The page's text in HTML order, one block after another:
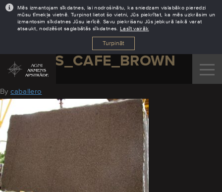
Mēs izmantojam sīkdatnes, lai nodrošinātu, ka sniedzam vislabāko pieredzi
mūsu tīmekļa vietnē. Turpinot lietot šo vietni, Jūs piekrītat, ka mēs uzkrāsim un
izmantosim sīkdatnes Jūsu ierīcē. Savu piekrišanu Jūs jebkurā laikā varat
atsaukt, nodzēšot saglabātās sīkdatnes. Lasīt vairāk
Turpināt
GRANITS_CAFE_BROWN
August 18, 2016
Bycaballero